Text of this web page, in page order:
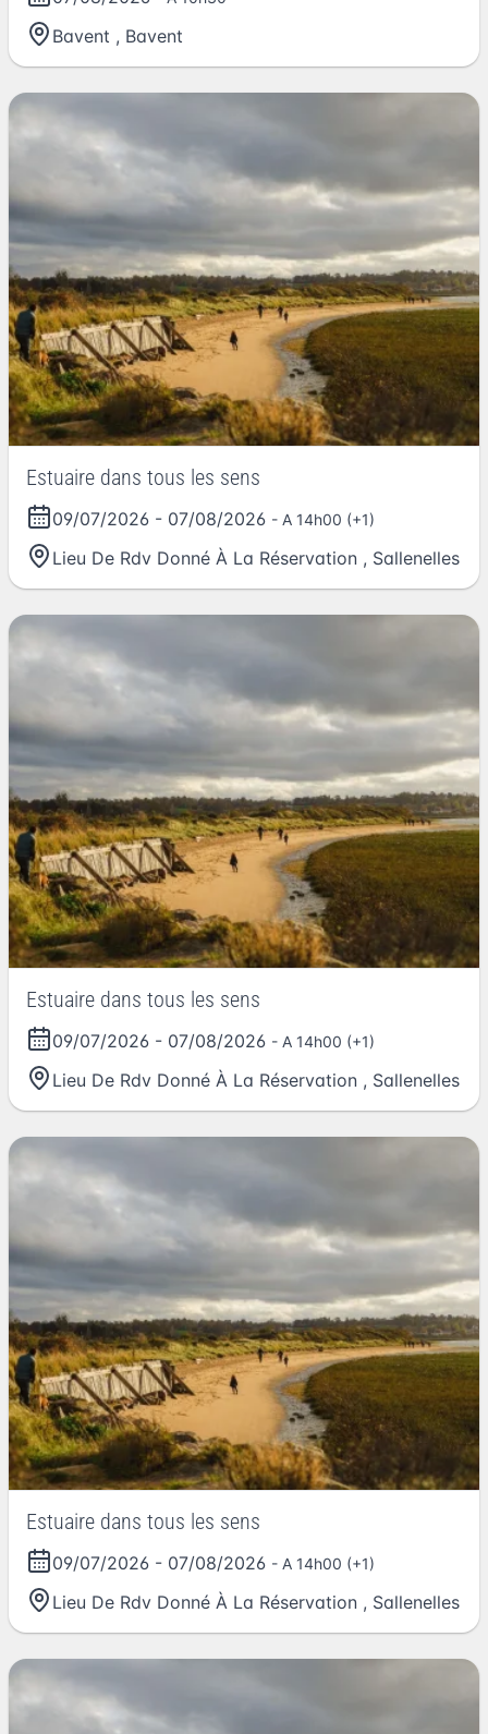
Bavent , Bavent
Estuaire dans tous les sens
09/07/2026 - 07/08/2026 - A 14h00 (+1)
Lieu De Rdv Donné À La Réservation , Sallenelles
Estuaire dans tous les sens
09/07/2026 - 07/08/2026 - A 14h00 (+1)
Lieu De Rdv Donné À La Réservation , Sallenelles
Estuaire dans tous les sens
09/07/2026 - 07/08/2026 - A 14h00 (+1)
Lieu De Rdv Donné À La Réservation , Sallenelles